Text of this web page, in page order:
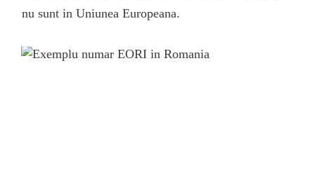
nu sunt in Uniunea Europeana.